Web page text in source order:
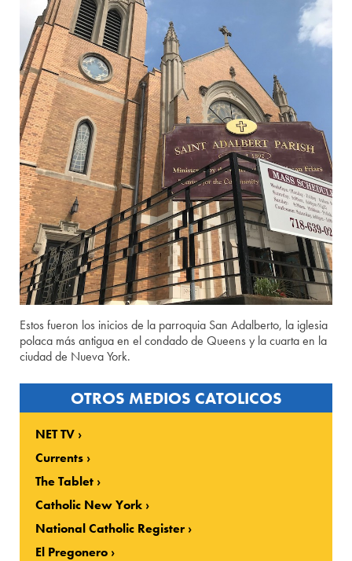
Estos fueron los inicios de la parroquia San Adalberto, la iglesia
polaca más antigua en el condado de Queens y la cuarta en la
ciudad de Nueva York.
OTROS MEDIOS CATOLICOS
NET TV
Currents
The Tablet
Catholic New York
National Catholic Register
El Pregonero